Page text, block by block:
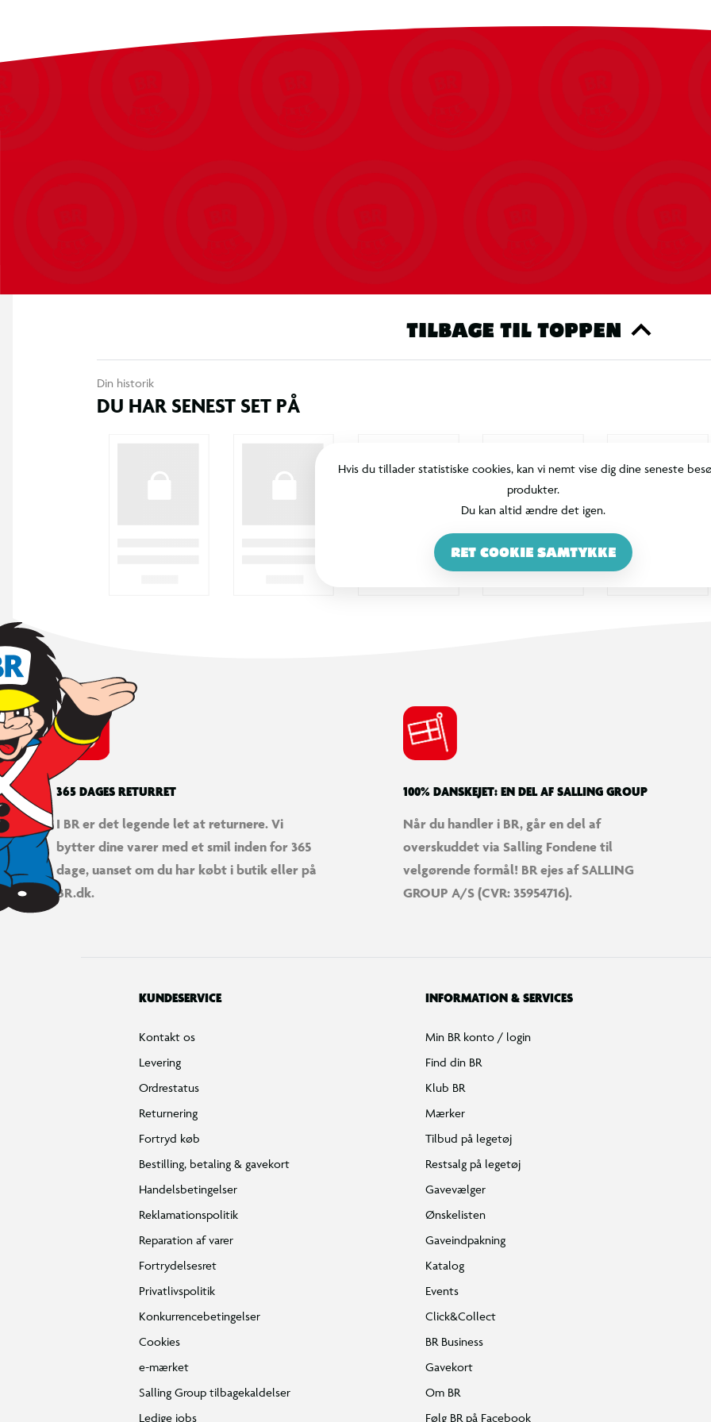
TILBAGE TIL TOPPEN
Din historik
DU HAR SENEST SET PÅ
Hvis du tillader statistiske cookies, kan vi nemt vise dig dine seneste
produkter.
Du kan altid ændre det igen.
RET COOKIE SAMTYKKE
365 DAGES RETURRET
I BR er det legende let at returnere. Vi
bytter dine varer med et smil inden for 365
dage, uanset om du har købt i butik eller på
BR.dk.
100% DANSKEJET: EN DEL AF SALLING GROUP
Når du handler i BR, går en del af
overskuddet via Salling Fondene til
velgørende formål! BR ejes af SALLING
GROUP A/S (CVR: 35954716).
KUNDESERVICE
Kontakt os
Levering
Ordrestatus
Returnering
Fortryd køb
Bestilling, betaling & gavekort
Handelsbetingelser
Reklamationspolitik
Reparation af varer
Fortrydelsesret
Privatlivspolitik
Konkurrencebetingelser
Cookies
e-mærket
Salling Group tilbagekaldelser
Ledige jobs
INFORMATION & SERVICES
Min BR konto / login
Find din BR
Klub BR
Mærker
Tilbud på legetøj
Restsalg på legetøj
Gavevælger
Ønskelisten
Gaveindpakning
Katalog
Events
Click&Collect
BR Business
Gavekort
Om BR
Følg BR på Facebook